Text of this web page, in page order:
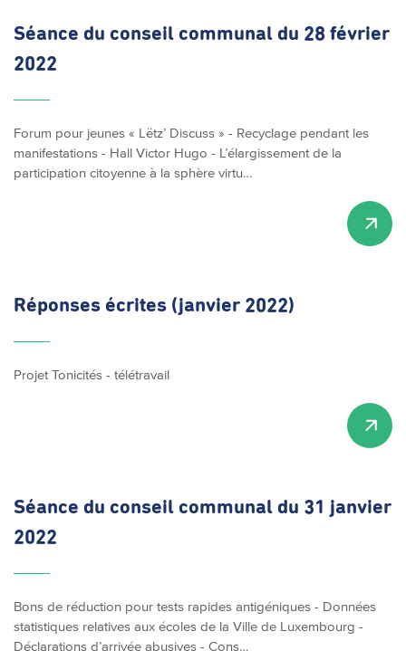
Séance du conseil communal du 28 février
2022
Forum pour jeunes « Lëtz’ Discuss » - Recyclage pendant les
manifestations - Hall Victor Hugo - L’élargissement de la
participation citoyenne à la sphère virtu…
Réponses écrites (janvier 2022)
Projet Tonicités - télétravail
Séance du conseil communal du 31 janvier
2022
Bons de réduction pour tests rapides antigéniques - Données
statistiques relatives aux écoles de la Ville de Luxembourg -
Déclarations d’arrivée abusives - Cons…